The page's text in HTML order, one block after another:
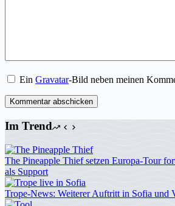
EinGravatar-Bild neben meinen
Kommentar abschicken
Im Trend
The Pineapple Thief setzen Europa-Tour
als Support
Trope-News: Weiterer Auftritt in Sofia und